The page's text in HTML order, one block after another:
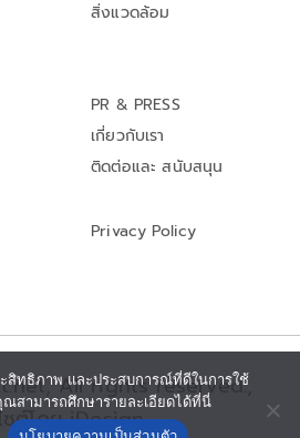
สิ่งแวดล้อม
PR & PRESS
เกี่ยวกับเรา
ติดต่อและ สนับสนุน
Privacy Policy
All rights reserved.,
ซต์โดย iDesign
สิทธิภาพ และประสบการณ์ที่ดีในการใช้
สามารถศึกษารายละเอียดได้ที่นี่